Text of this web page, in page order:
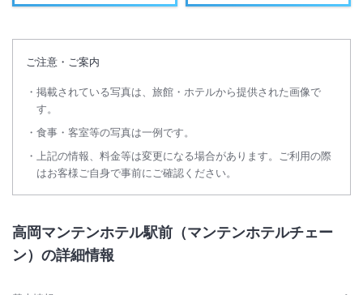
ご注意・ご案内
掲載されている写真は、旅館・ホテルから提供された画像で
す。
食事・客室等の写真は一例です。
上記の情報、料金等は変更になる場合があります。ご利用の際
はお客様ご自身で事前にご確認ください。
高岡マンテンホテル駅前（マンテンホテルチェー
ン）の詳細情報